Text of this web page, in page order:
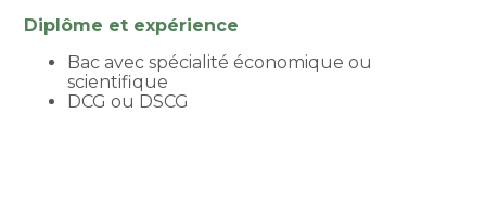
Diplôme et expérience
Bac avec spécialité économique ou
scientifique
DCG ou DSCG